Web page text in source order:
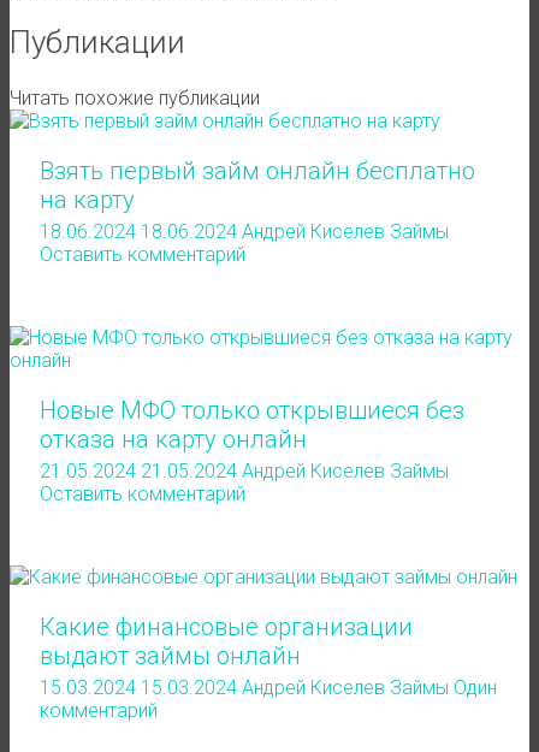
Публикации
Читать похожие публикации
Взять первый займ онлайн бесплатно
на карту
18.06.2024 18.06.2024 Андрей Киселев Займы
Оставить комментарий
Новые МФО только открывшиеся без
отказа на карту онлайн
21.05.2024 21.05.2024 Андрей Киселев Займы
Оставить комментарий
Какие финансовые организации
выдают займы онлайн
15.03.2024 15.03.2024 Андрей Киселев Займы Один
комментарий